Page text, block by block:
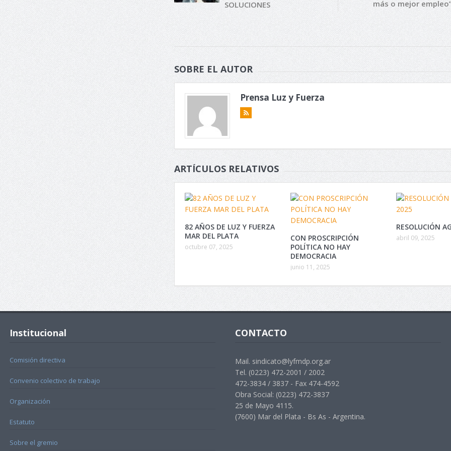
SOLUCIONES
más o mejor
SOBRE EL AUTOR
Prensa Luz y Fuerza
ARTÍCULOS RELATIVOS
82 AÑOS DE LUZ Y FUERZA
MAR DEL PLATA
octubre 07, 2025
CON PROSCRIPCIÓN
POLÍTICA NO HAY
DEMOCRACIA
junio 11, 2025
RESOLUCIÓN
abril 09, 2025
Institucional
Comisión directiva
Convenio colectivo de trabajo
Organización
Estatuto
Sobre el gremio
CONTACTO
Mail. sindicato@lyfmdp.org.ar
Tel. (0223) 472-2001 / 2002
472-3834 / 3837 - Fax 474-4592
Obra Social: (0223) 472-3837
25 de Mayo 4115.
(7600) Mar del Plata - Bs As - Argentina.